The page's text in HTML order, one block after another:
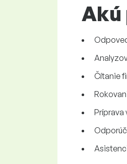
Akú
Čítanie